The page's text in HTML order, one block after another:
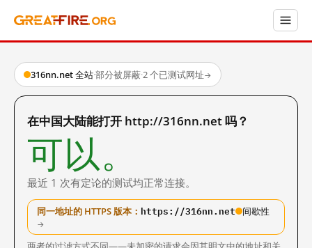
316nn.net 全站·部分被屏蔽·2 个已测试网址→
在中国大陆能打开 http://316nn.net 吗？
可以。
最近 1 次有定论的测试均正常连接。
同一地址的 HTTPS 版本： https://316nn.net 间歇性
→